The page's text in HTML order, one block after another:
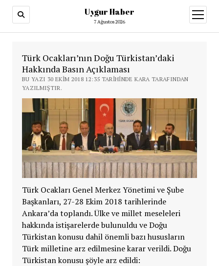
Uygur Haber
7 Ağustos 2026
aç
Türk Ocakları’nın Doğu Türkistan’daki
Hakkında Basın Açıklaması
BU YAZI 30 EKIM 2018 12:35 TARIHINDE KARA TARAFINDAN
YAZILMIŞTIR.
Türk Ocakları Genel Merkez Yönetimi ve Şube
Başkanları, 27-28 Ekim 2018 tarihlerinde
Ankara’da toplandı. Ülke ve millet meseleleri
hakkında istişarelerde bulunuldu ve Doğu
Türkistan konusu dahil önemli bazı hususların
Türk milletine arz edilmesine karar verildi. Doğu
Türkistan konusu şöyle arz edildi: